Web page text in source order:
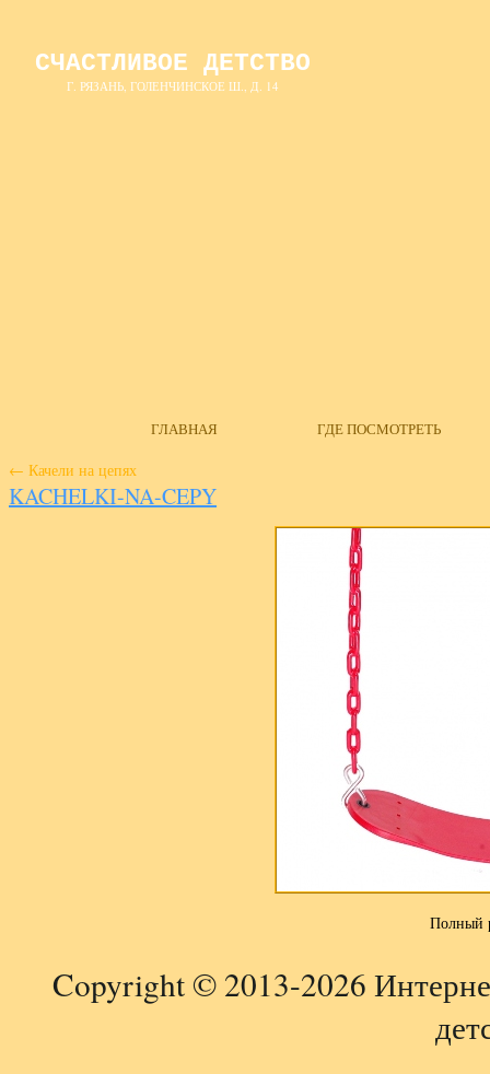
СЧАСТЛИВОЕ ДЕТСТВО
Г. РЯЗАНЬ, ГОЛЕНЧИНСКОЕ Ш., Д. 14
ГЛАВНАЯ ГДЕ ПОСМОТРЕТЬ
← Качели на цепях
KACHELKI-NA-CEPY
Полный
Copyright © 2013-2026